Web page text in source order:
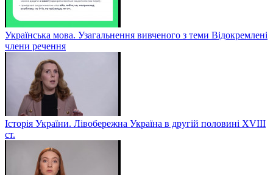
Українська мова. Узагальнення вивченого з теми Відокремлені
члени речення
Історія України. Лівобережна Україна в другій половині ХVIIІ
ст.